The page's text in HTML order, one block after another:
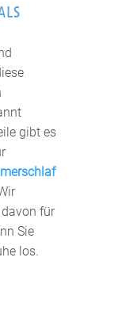
gibt es
für
Sie
los.